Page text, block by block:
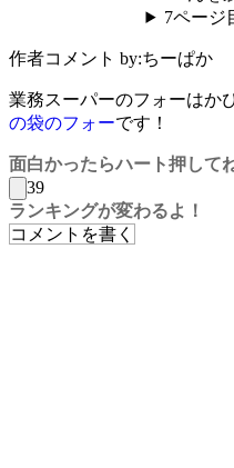
7ページ
作者コメント by:ちーぱか
業務スーパーのフォーはか
の袋のフォーです！
面白かったらハート押して
39
ランキングが変わるよ！
コメントを書く